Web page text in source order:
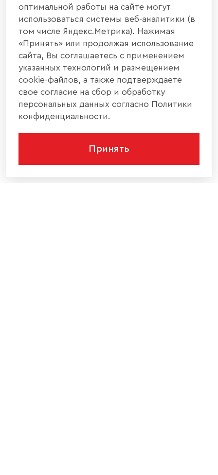
оптимальной работы на сайте могут
использоваться системы веб-аналитики (в
том числе Яндекс.Метрика). Нажимая
«Принять» или продолжая использование
сайта, Вы соглашаетесь с применением
указанных технологий и размещением
cookie-файлов, а также подтверждаете
свое согласие на сбор и обработку
персональных данных согласно Политики
конфиденциальности.
Принять